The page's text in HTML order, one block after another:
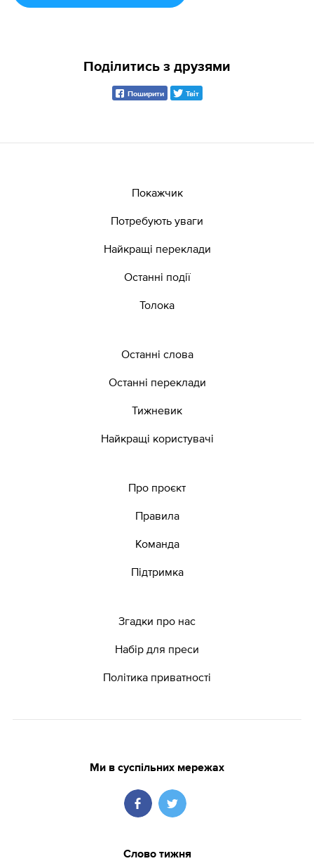
Поділитись з друзями
Поширити Твіт
Покажчик
Потребують уваги
Найкращі переклади
Останні події
Толока
Останні слова
Останні переклади
Тижневик
Найкращі користувачі
Про проєкт
Правила
Команда
Підтримка
Згадки про нас
Набір для преси
Політика приватності
Ми в суспільних мережах
Слово тижня